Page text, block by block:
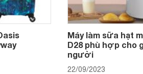
Máy làm sữa hạt
D28 phù hợp cho
người
22/09/2023